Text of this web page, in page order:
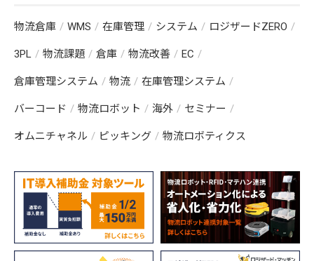
物流倉庫 WMS 在庫管理 システム ロジザードZERO
3PL 物流課題 倉庫 物流改善 EC
倉庫管理システム 物流 在庫管理システム
バーコード 物流ロボット 海外 セミナー
オムニチャネル ピッキング 物流ロボティクス